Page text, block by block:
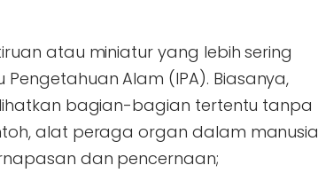
atau miniatur yang lebih sering
Alam (IPA). Biasanya,
bagian-bagian tertentu tanpa
alat peraga organ dalam manusia
dan pencernaan;